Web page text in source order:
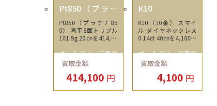
Pt850（プラチ
ナ850）
Pt850（プラチナ85
0） 喜平8面トリプル
101.9g 20㎝を414,10
ました。
ゴールディーズ熊谷
店
買取金額
414,100 円
K10
K10（10金） スマイ
ル ダイヤネックレス
0.14ct 40㎝を4,100円
た。
ゴールディーズ熊谷
店
買取金額
4,100 円